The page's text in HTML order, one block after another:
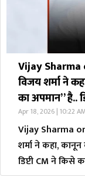
Vijay
विजय शर्मा ने
का अपमान” है..
Apr 18, 2026 | 10:22
Vijay Sharma
शर्मा ने कहा,
डिप्टी CM ने किसे